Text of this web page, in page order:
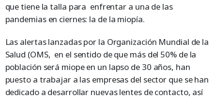
que tiene la talla para enfrentar a una de las
pandemias en ciernes: la de la miopía.
Las alertas lanzadas por la Organización Mundial de la
Salud (OMS, en el sentido de que más del 50% de la
población será miope en un lapso de 30 años, han
puesto a trabajar a las empresas del sector que se han
dedicado a desarrollar nuevas lentes de contacto, así